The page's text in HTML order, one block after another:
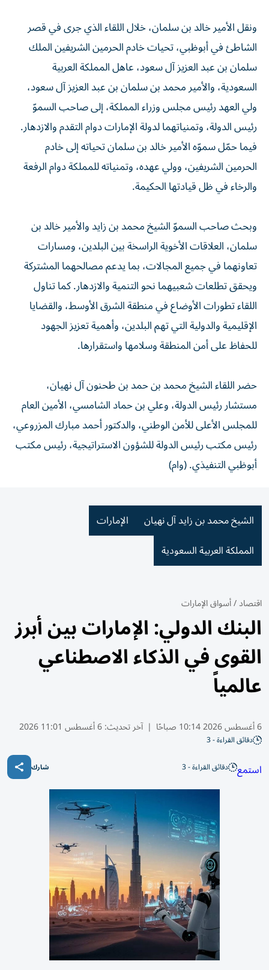
ونقل الأمير خالد بن سلمان، خلال اللقاء الذي جرى في قصر
الشاطئ في أبوظبي، تحيات خادم الحرمين الشريفين الملك
سلمان بن عبد العزيز آل سعود، عاهل المملكة العربية
السعودية، والأمير محمد بن سلمان بن عبد العزيز آل سعود،
ولي العهد رئيس مجلس وزراء المملكة، إلى صاحب السموّ
رئيس الدولة، وتمنياتهما لدولة الإمارات دوام التقدم والازدهار.
فيما حمّل سموّه الأمير خالد بن سلمان تحياته إلى خادم
الحرمين الشريفين، وولي عهده، وتمنياته للمملكة دوام الرفعة
والرخاء في ظل قيادتها الحكيمة.
وبحث صاحب السموّ الشيخ محمد بن زايد والأمير خالد بن
سلمان، العلاقات الأخوية الراسخة بين البلدين، ومسارات
تعاونهما في جميع المجالات، بما يدعم مصالحهما المشتركة
ويحقق تطلعات شعبيهما نحو التنمية والازدهار. كما تناول
اللقاء تطورات الأوضاع في منطقة الشرق الأوسط، والقضايا
الإقليمية والدولية التي تهم البلدين، وأهمية تعزيز الجهود
للحفاظ على أمن المنطقة وسلامها واستقرارها.
حضر اللقاء الشيخ محمد بن حمد بن طحنون آل نهيان،
مستشار رئيس الدولة، وعلي بن حماد الشامسي، الأمين العام
للمجلس الأعلى للأمن الوطني، والدكتور أحمد مبارك المزروعي،
رئيس مكتب رئيس الدولة للشؤون الاستراتيجية، رئيس مكتب
أبوظبي التنفيذي. (وام)
الشيخ محمد بن زايد آل نهيان
الإمارات
المملكة العربية السعودية
اقتصاد/أسواق الإمارات
البنك الدولي: الإمارات بين أبرز
القوى في الذكاء الاصطناعي
عالمياً
6 أغسطس 2026 10:14 صباحًا | آخر تحديث:6 أغسطس 11:01 2026
دقائق القراءة - 3
استمع دقائق القراءة - 3 شارك